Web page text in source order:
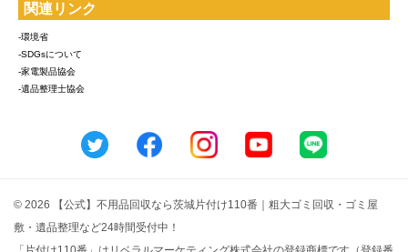
関連リンク
-環境省
-SDGsについて
-家電製品協会
-遺品整理士協会
© 2026 【公式】不用品回収なら茨城片付け110番｜粗大ゴミ回収・ゴミ屋
敷・遺品整理など24時間受付中！